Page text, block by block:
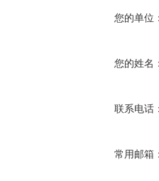
您的单位
您的姓名
联系电话
常用邮箱